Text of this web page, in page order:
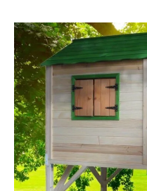
Kinderholzhaus
B07B8PF9M8
BRAST
Spielhaus
für
Kinder
mit
Balkon
Stelzenhaus“Adventure“
167x191x216cm
Kinder-